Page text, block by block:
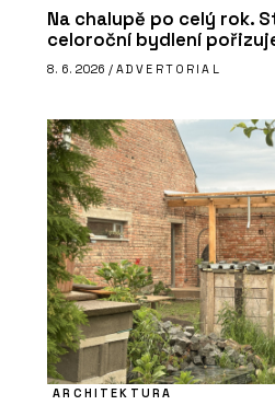
Na chalupě po celý rok.
celoroční bydlení
8. 6. 2026 / ADVERTORIAL
ARCHITEKTURA